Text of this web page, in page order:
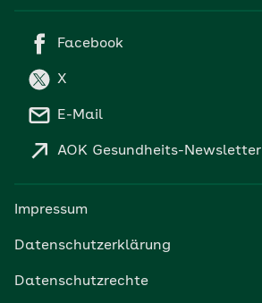
Facebook
X
E-Mail
AOK Gesundheits-Newsletter
Impressum
Datenschutzerklärung
Datenschutzrechte